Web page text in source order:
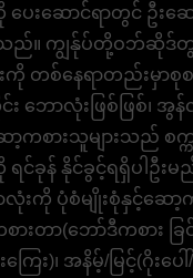
ပေးဆောင်ရာတွင် ဦးဆ
ည်။ ကျွန်ုပ်တို့ဝဘ်ဆိုဒ်တွင်
းကို တစ်နေရာတည်းမှာစု
း ဘောလုံးဖြစ်ဖြစ်၊ အွန်
ဆော့ကစားသူများသည် စက္
ရင်ခုန် နိုင်ခွင့်ရရှိပါဦး
ပုံစံမျိုးစုံနှင့်ဆော့ကစ
တာ(ဘော်ဒီကစား ခြင်း
ကြေး)၊ အနိမ့်/မြင့်(ဂိုး